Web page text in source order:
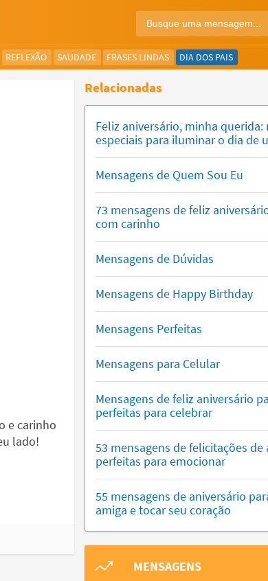
REFLEXÃO SAUDADE FRASES LINDAS DIA DOS PAIS
e carinho
lado!
Relacionadas
Feliz aniversário, minha querida:
especiais para iluminar o dia de
Mensagens de Quem Sou Eu
73 mensagens de feliz
com carinho
Mensagens de Dúvidas
Mensagens de Happy Birthday
Mensagens Perfeitas
Mensagens para Celular
Mensagens de feliz aniversário
perfeitas para celebrar
53 mensagens de felicitações de
perfeitas para emocionar
55 mensagens de aniversário
amiga e tocar seu coração
MENSAGENS